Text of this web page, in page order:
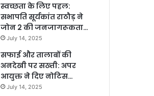
स्वच्छता के लिए पहल:
सभापति सूर्यकांत राठौड़ ने
जोन 2 की जनजागरूकता…
July 14, 2025
सफाई और तालाबों की
अनदेखी पर सख्ती: अपर
आयुक्त ने दिए नोटिस…
July 14, 2025